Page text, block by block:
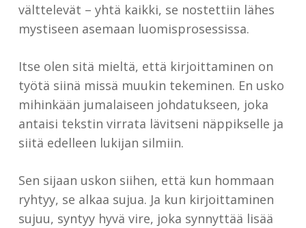
välttelevät – yhtä kaikki, se nostettiin lähes
mystiseen asemaan luomisprosessissa.
Itse olen sitä mieltä, että kirjoittaminen on
työtä siinä missä muukin tekeminen. En usko
mihinkään jumalaiseen johdatukseen, joka
antaisi tekstin virrata lävitseni näppikselle ja
siitä edelleen lukijan silmiin.
Sen sijaan uskon siihen, että kun hommaan
ryhtyy, se alkaa sujua. Ja kun kirjoittaminen
sujuu, syntyy hyvä vire, joka synnyttää lisää